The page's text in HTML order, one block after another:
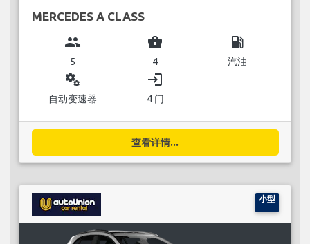
MERCEDES A CLASS
group
5
business_center
4
local_gas_station
汽油
miscellaneous_services
自动变速器
login
4 门
查看详情...
小型